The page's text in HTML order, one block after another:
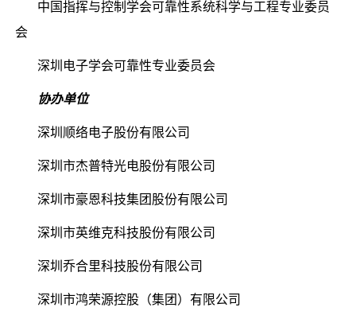
中国指挥与控制学会可靠性系统科学与工程专业委员
会
深圳电子学会可靠性专业委员会
协办单位
深圳顺络电子股份有限公司
深圳市杰普特光电股份有限公司
深圳市豪恩科技集团股份有限公司
深圳市英维克科技股份有限公司
深圳乔合里科技股份有限公司
深圳市鸿荣源控股（集团）有限公司